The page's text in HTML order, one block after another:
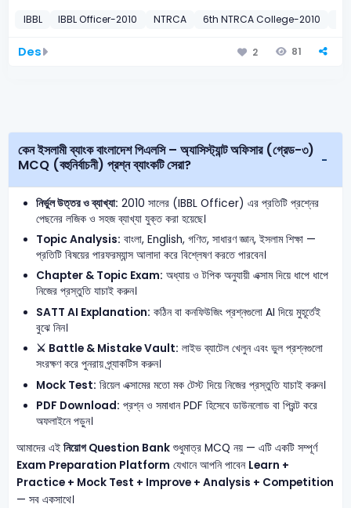
IBBL IBBL Officer-2010 NTRCA 6th NTRCA College-2010
Des 2 81
কেন ইসলামী ব্যাংক বাংলাদেশ পিএলসি – অ্যাসিস্ট্যান্ট অফিসার (গ্রেড-৩)
MCQ (বহুনির্বাচনী) প্রশ্ন ব্যাংকটি সেরা?
নির্ভুল উত্তর ও ব্যাখ্যা: 2010 সালের (IBBL Officer) এর প্রতিটি প্রশ্নের
পেছনের লজিক ও সহজ ব্যাখ্যা যুক্ত করা হয়েছে।
Topic Analysis: বাংলা, English, গণিত, সাধারণ জ্ঞান, ইসলাম শিক্ষা —
প্রতিটি বিষয়ের পারফরম্যান্স আলাদা করে বিশ্লেষণ করতে পারবেন।
Chapter & Topic Exam: অধ্যায় ও টপিক অনুযায়ী এক্সাম দিয়ে ধাপে ধাপে
নিজের প্রস্তুতি যাচাই করুন।
SATT AI Explanation: কঠিন বা কনফিউজিং প্রশ্নগুলো AI দিয়ে মুহূর্তেই
বুঝে নিন।
⚔️ Battle & Mistake Vault: লাইভ ব্যাটেল খেলুন এবং ভুল প্রশ্নগুলো
সংরক্ষণ করে পুনরায় প্র্যাকটিস করুন।
Mock Test: রিয়েল এক্সামের মতো মক টেস্ট দিয়ে নিজের প্রস্তুতি যাচাই করুন।
PDF Download: প্রশ্ন ও সমাধান PDF হিসেবে ডাউনলোড বা প্রিন্ট করে
অফলাইনে পড়ুন।
আমাদের এই নিয়োগ Question Bankশুধুমাত্র MCQ নয় — এটি একটি সম্পূর্ণ
Exam Preparation Platform যেখানে আপনি পাবেন Learn +
Practice + Mock Test + Improve + Analysis + Competition
— সব একসাথে।